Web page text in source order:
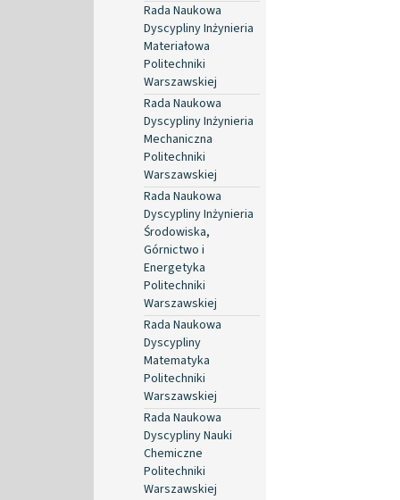
Rada Naukowa
Dyscypliny Inżynieria
Materiałowa
Politechniki
Warszawskiej
Rada Naukowa
Dyscypliny Inżynieria
Mechaniczna
Politechniki
Warszawskiej
Rada Naukowa
Dyscypliny Inżynieria
Środowiska,
Górnictwo i
Energetyka
Politechniki
Warszawskiej
Rada Naukowa
Dyscypliny
Matematyka
Politechniki
Warszawskiej
Rada Naukowa
Dyscypliny Nauki
Chemiczne
Politechniki
Warszawskiej